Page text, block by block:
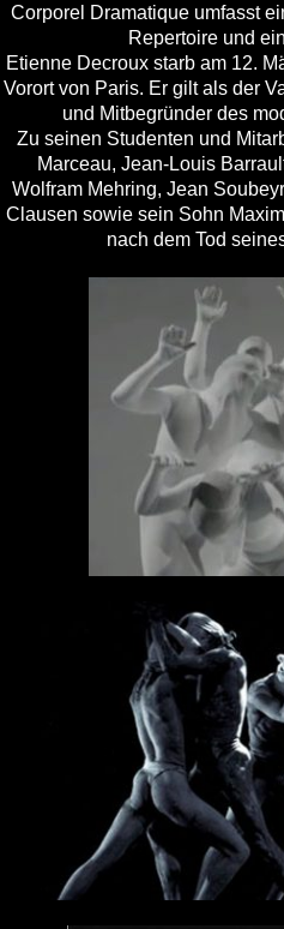
Corporel Dramatique umfasst
Repertoire und
Etienne Decroux starb am 12.
Vorort von Paris. Er gilt als der
und Mitbegründer des
Zu seinen Studenten und
Marceau, Jean-Louis
Wolfram Mehring, Jean
Clausen sowie sein Sohn
nach dem Tod